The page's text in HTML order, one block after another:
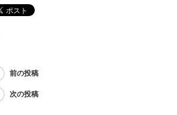
前の投稿
次の投稿